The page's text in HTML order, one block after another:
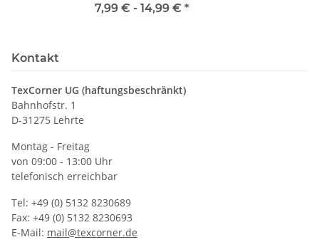
7,99 € - 14,99 € *
Kontakt
TexCorner UG (haftungsbeschränkt)
Bahnhofstr. 1
D-31275 Lehrte
Montag - Freitag
von 09:00 - 13:00 Uhr
telefonisch erreichbar
Tel: +49 (0) 5132 8230689
Fax: +49 (0) 5132 8230693
E-Mail: mail@texcorner.de